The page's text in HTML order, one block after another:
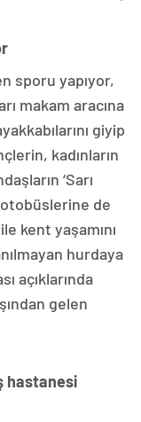
sporu yapıyor,
makam aracına
giyip
kadınların
‘Sarı
de
kent yaşamını
hurdaya
açıklarında
gelen
hastanesi